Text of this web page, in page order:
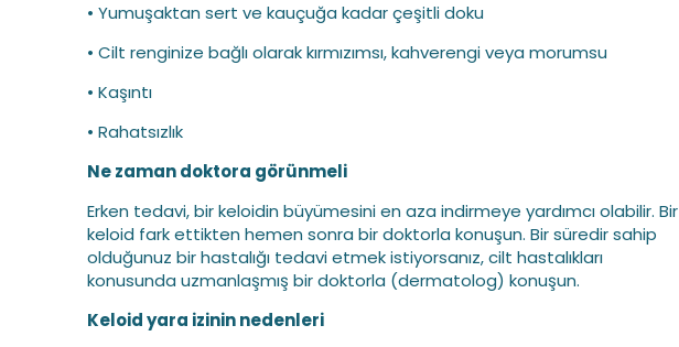
• Yumuşaktan sert ve kauçuğa kadar çeşitli doku
• Cilt renginize bağlı olarak kırmızımsı, kahverengi veya morumsu
• Kaşıntı
• Rahatsızlık
Ne zaman doktora görünmeli
Erken tedavi, bir keloidin büyümesini en aza indirmeye yardımcı olabilir. Bir
keloid fark ettikten hemen sonra bir doktorla konuşun. Bir süredir sahip
olduğunuz bir hastalığı tedavi etmek istiyorsanız, cilt hastalıkları
konusunda uzmanlaşmış bir doktorla (dermatolog) konuşun.
Keloid yara izinin nedenleri